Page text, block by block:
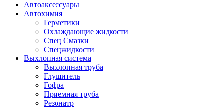
Автоаксессуары
Автохимия
Герметики
Охлаждающие жидкости
Спец Смазки
Спецжидкости
Выхлопная система
Выхлопная труба
Глушитель
Гофра
Приемная труба
Резонатр